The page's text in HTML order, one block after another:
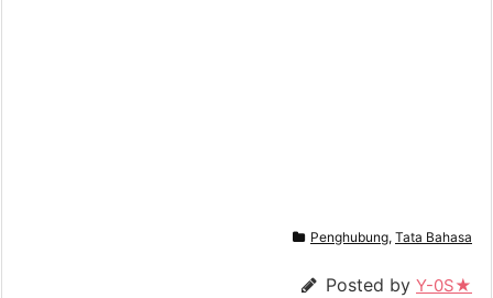
Penghubung, Tata Bahasa
Posted by Y-0S★